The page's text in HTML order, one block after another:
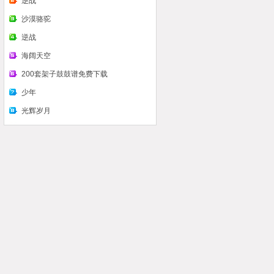
沙漠骆驼
逆战
海阔天空
200套架子鼓鼓谱免费下载
少年
光辉岁月